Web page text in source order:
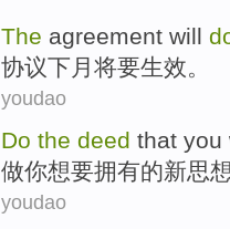
The agreement will
协议下月 将要生效。
youdao
Do the deed that you
做你想要拥有的新思想
youdao